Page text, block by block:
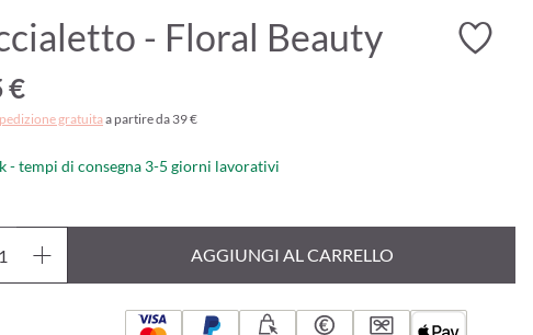
- Floral Beauty
€
gratuitaa partire da 39 €
- tempi di consegna 3-5 giorni lavorativi
AGGIUNGI AL CARRELLO